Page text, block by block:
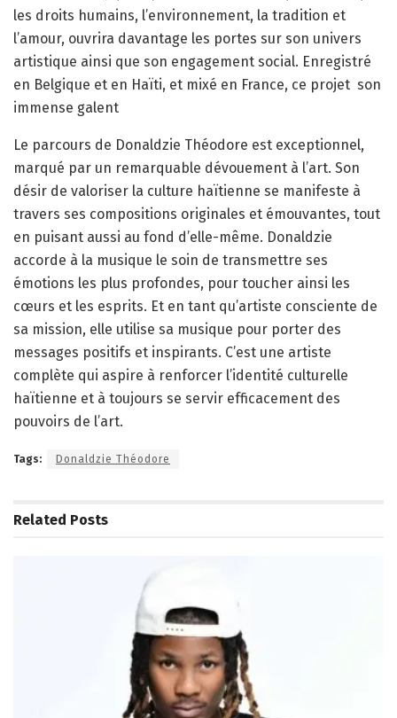
les droits humains, l’environnement, la tradition et
l’amour, ouvrira davantage les portes sur son univers
artistique ainsi que son engagement social. Enregistré
en Belgique et en Haïti, et mixé en France, ce projet son
immense galent
Le parcours de Donaldzie Théodore est exceptionnel,
marqué par un remarquable dévouement à l’art. Son
désir de valoriser la culture haïtienne se manifeste à
travers ses compositions originales et émouvantes, tout
en puisant aussi au fond d’elle-même. Donaldzie
accorde à la musique le soin de transmettre ses
émotions les plus profondes, pour toucher ainsi les
cœurs et les esprits. Et en tant qu’artiste consciente de
sa mission, elle utilise sa musique pour porter des
messages positifs et inspirants. C’est une artiste
complète qui aspire à renforcer l’identité culturelle
haïtienne et à toujours se servir efficacement des
pouvoirs de l’art.
Tags: Donaldzie Théodore
Related Posts